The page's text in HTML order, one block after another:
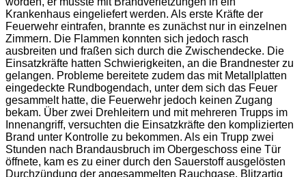
Krankenhaus eingeliefert werden. Als erste Kräfte der
Feuerwehr eintrafen, brannte es zunächst nur in einzelnen
Zimmern. Die Flammen konnten sich jedoch rasch
ausbreiten und fraßen sich durch die Zwischendecke. Die
Einsatzkräfte hatten Schwierigkeiten, an die Brandnester zu
gelangen. Probleme bereitete zudem das mit Metallplatten
eingedeckte Rundbogendach, unter dem sich das Feuer
gesammelt hatte, die Feuerwehr jedoch keinen Zugang
bekam. Über zwei Drehleitern und mit mehreren Trupps im
Innenangriff, versuchten die Einsatzkräfte den komplizierten
Brand unter Kontrolle zu bekommen. Als ein Trupp zwei
Stunden nach Brandausbruch im Obergeschoss eine Tür
öffnete, kam es zu einer durch den Sauerstoff ausgelösten
Durchzündung der angesammelten Rauchgase. Blitzartig